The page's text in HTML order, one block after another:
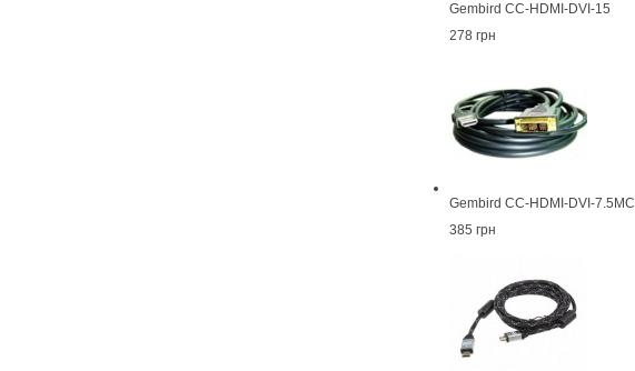
Gembird CC-HDMI-DVI-15
278 грн
Gembird CC-HDMI-DVI-7.5MC
385 грн